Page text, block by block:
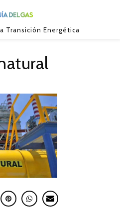
Transición Energética